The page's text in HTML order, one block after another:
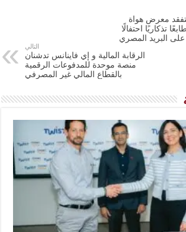
معرض هواة
تذكاريًا احتفالًا
التالي
الرقابة المالية و إي فاينانس تدشنان
منصة موحدة للمدفوعات الرقمية
بالقطاع المالي غير المصرفي